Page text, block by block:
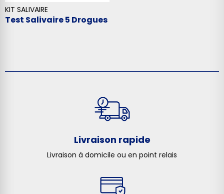
KIT SALIVAIRE
Test Salivaire 5 Drogues
Livraison rapide
Livraison à domicile ou en point relais